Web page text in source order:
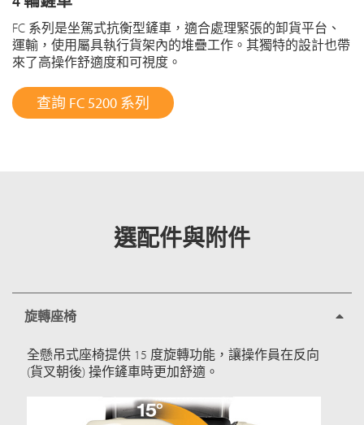
FC 系列是坐駕式抗衡型鏟車，適合處理緊張的卸貨平台、
運輸，使用屬具執行貨架內的堆疊工作。其獨特的設計也帶
來了高操作舒適度和可視度。
查詢 FC 5200 系列
選配件與附件
旋轉座椅
全懸吊式座椅提供 15 度旋轉功能，讓操作員在反向
(貨叉朝後) 操作鏟車時更加舒適。